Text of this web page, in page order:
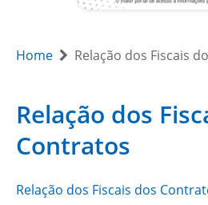
Home Relação dos Fiscais
Relação dos
Contratos
Relação dos Fiscais dos